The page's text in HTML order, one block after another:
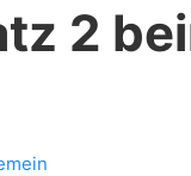
2